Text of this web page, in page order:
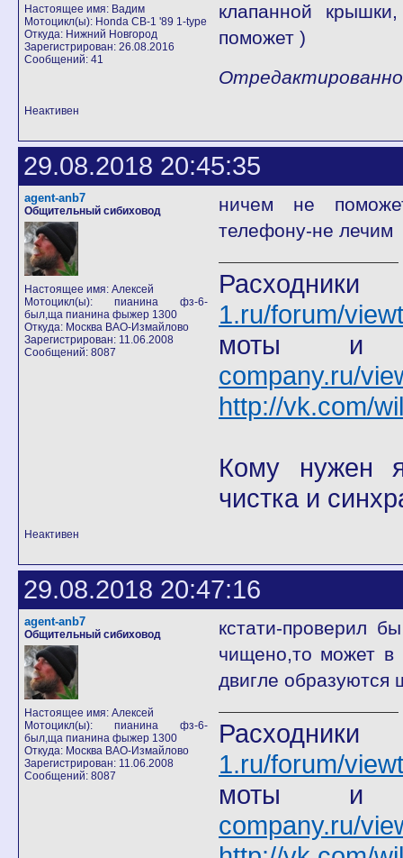
Настоящее имя: Вадим
Мотоцикл(ы): Honda CB-1 '89 1-type
Откуда: Нижний Новгород
Зарегистрирован: 26.08.2016
Сообщений: 41
клапанной
поможет )
Неактивен
29.08.2018 20:45:35
agent-anb7
Общительный сибиховод
Настоящее имя: Алексей
Мотоцикл(ы): пианина фз-6-
был,ща пианина фыжер 1300
Откуда: Москва ВАО-Измайлово
Зарегистрирован: 11.06.2008
Сообщений: 8087
ничем не
телефону-не лечим
1.ru/forum/
company.ru/
http://vk.com/
Кому нужен
чистка и
Неактивен
29.08.2018 20:47:16
agent-anb7
Общительный сибиховод
Настоящее имя: Алексей
Мотоцикл(ы): пианина фз-6-
был,ща пианина фыжер 1300
Откуда: Москва ВАО-Измайлово
Зарегистрирован: 11.06.2008
Сообщений: 8087
кстати-проверил
чищено,то может в
двигле образуются
1.ru/forum/
company.ru/